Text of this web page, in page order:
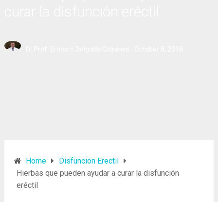
Home
Disfuncion Erectil
Hierbas que pueden ayudar a curar la disfunción
eréctil